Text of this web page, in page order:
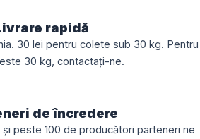
rapidă
30 lei pentru colete sub 30 kg. Pentru
30 kg, contactați-ne.
de încredere
peste 100 de producători parteneri ne